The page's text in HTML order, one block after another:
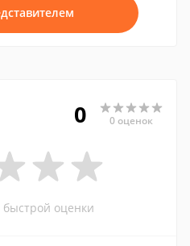
0 0 оценок
оценки